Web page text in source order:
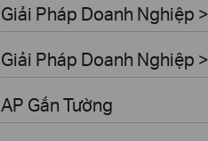
Giải Pháp Doanh Nghiệp
Giải Pháp Doanh Nghiệp
AP Gắn Tường